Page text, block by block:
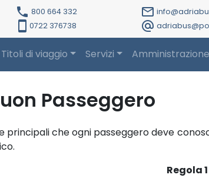
local_phone 800 664 332
smartphone 0722 376738
mail_outline
alternate_email
Titoli di viaggio Servizi
Passeggero
principali che ogni passeggero deve
Regola 1